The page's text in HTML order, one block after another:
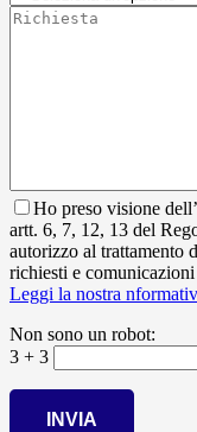
Ho preso visione
artt. 6, 7, 12, 13 del
autorizzo al trattamento
richiesti e
Leggi la nostra
Non sono un robot:
3 + 3